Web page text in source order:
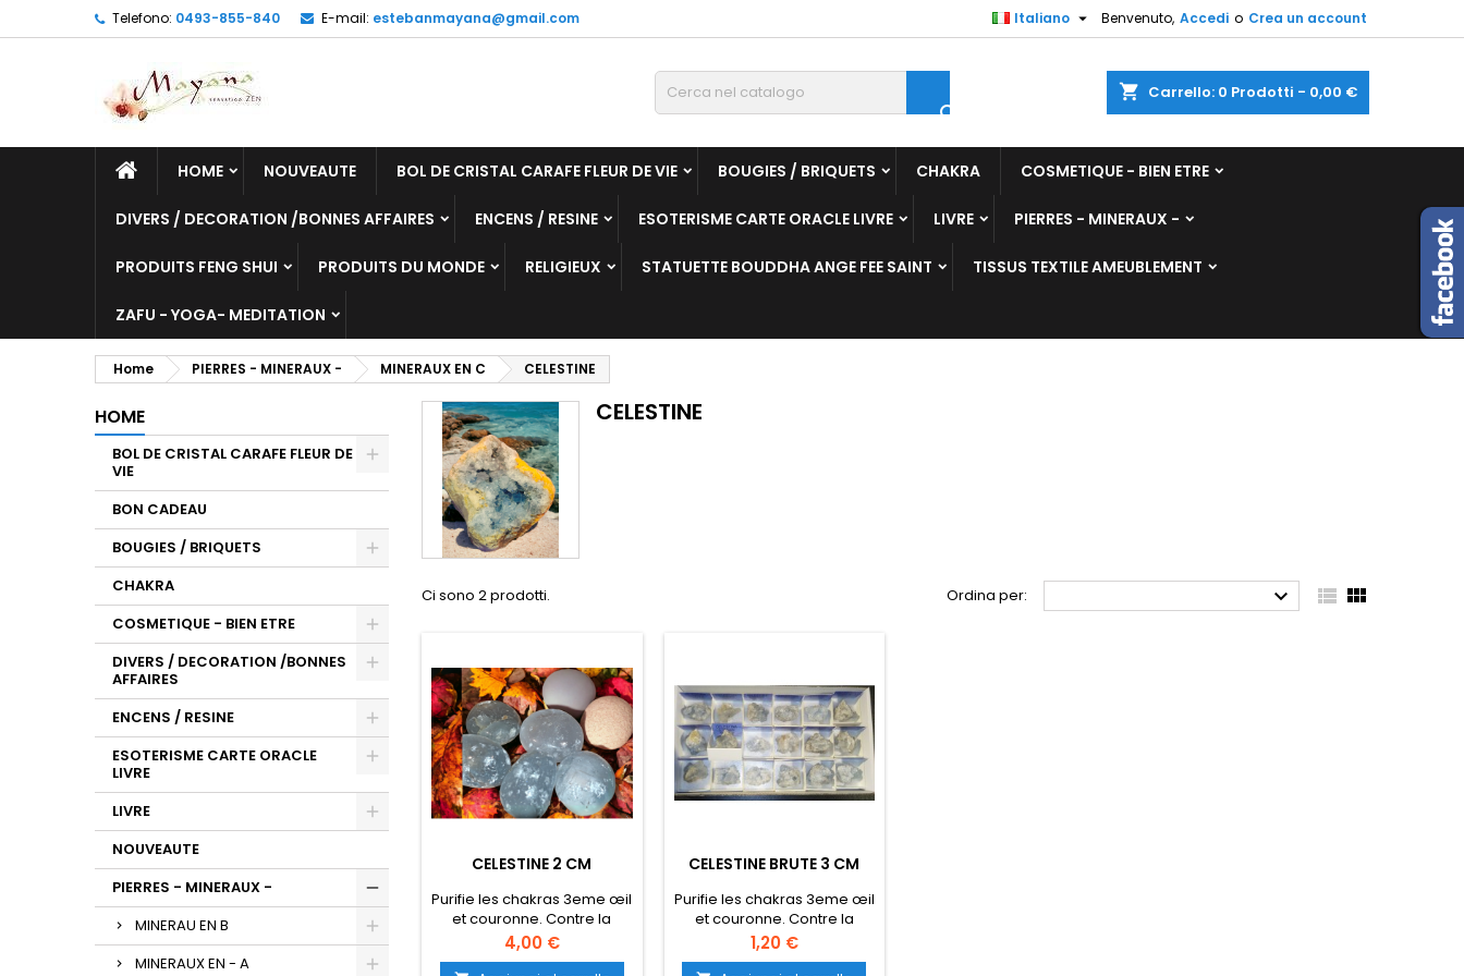
Telefono: 0493-855-840 E-mail: estebanmayana@gmail.com Benvenuto, Accedi o Crea un account
Italiano 
shopping_cart Carrello: 0 Prodotti - 0,00 €

HOME NOUVEAUTE BOL DE CRISTAL CARAFE FLEUR DE VIE BOUGIES / BRIQUETS CHAKRA COSMETIQUE - BIEN ETRE
DIVERS / DECORATION /BONNES AFFAIRES ENCENS / RESINE ESOTERISME CARTE ORACLE LIVRE LIVRE PIERRES - MINERAUX -
PRODUITS FENG SHUI PRODUITS DU MONDE RELIGIEUX STATUETTE BOUDDHA ANGE FEE SAINT TISSUS TEXTILE AMEUBLEMENT
ZAFU - YOGA- MEDITATION
Home PIERRES - MINERAUX - MINERAUX EN C CELESTINE
HOME
BOL DE CRISTAL CARAFE FLEUR DE
VIE
BON CADEAU
BOUGIES / BRIQUETS
CHAKRA
COSMETIQUE - BIEN ETRE
DIVERS / DECORATION /BONNES
AFFAIRES
ENCENS / RESINE
ESOTERISME CARTE ORACLE
LIVRE
LIVRE
NOUVEAUTE
PIERRES - MINERAUX -
MINERAU EN B
MINERAUX EN - A
CELESTINE
Ci sono 2 prodotti. Ordina per:   
CELESTINE 2 CM
Purifie les chakras 3eme œil
et couronne. Contre la
paranoïa. Grâce à leurs
sulfates les célestines
Prezzo
4,00 €
CELESTINE BRUTE 3 CM
Purifie les chakras 3eme œil
et couronne. Contre la
paranoïa. Grâce à leurs
sulfates les célestines
Prezzo
1,20 €